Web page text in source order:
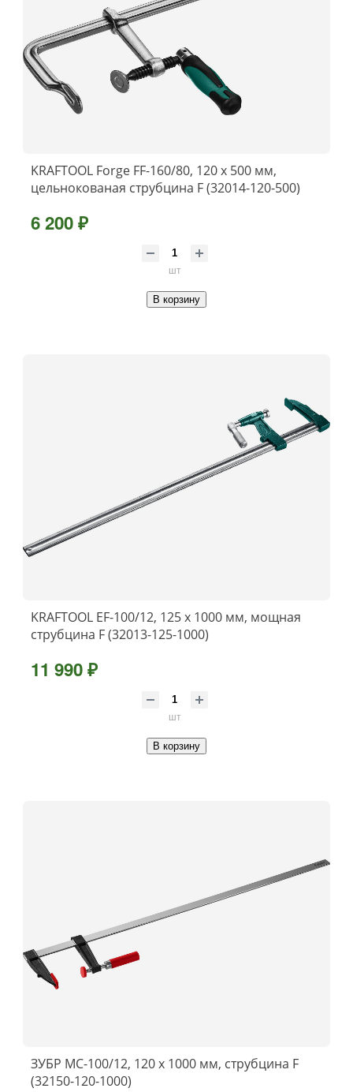
KRAFTOOL Forge FF-160/80, 120 х 500 мм,
цельнокованая струбцина F (32014-120-500)
6 200 ₽
шт
В корзину
KRAFTOOL EF-100/12, 125 х 1000 мм, мощная
струбцина F (32013-125-1000)
11 990 ₽
шт
В корзину
ЗУБР МС-100/12, 120 х 1000 мм, струбцина F
(32150-120-1000)